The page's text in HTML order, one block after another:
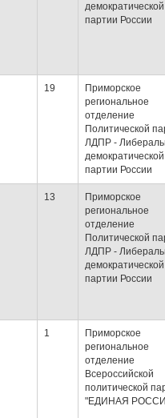
демократической
партии России
19
Приморское
региональное
отделение
Политической
ЛДПР -
демократической
партии России
13
Приморское
региональное
отделение
Политической
ЛДПР -
демократической
партии России
1
Приморское
региональное
отделение
Всероссийской
политической
"ЕДИНАЯ